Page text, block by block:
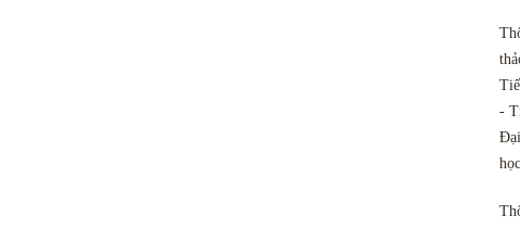
-
học